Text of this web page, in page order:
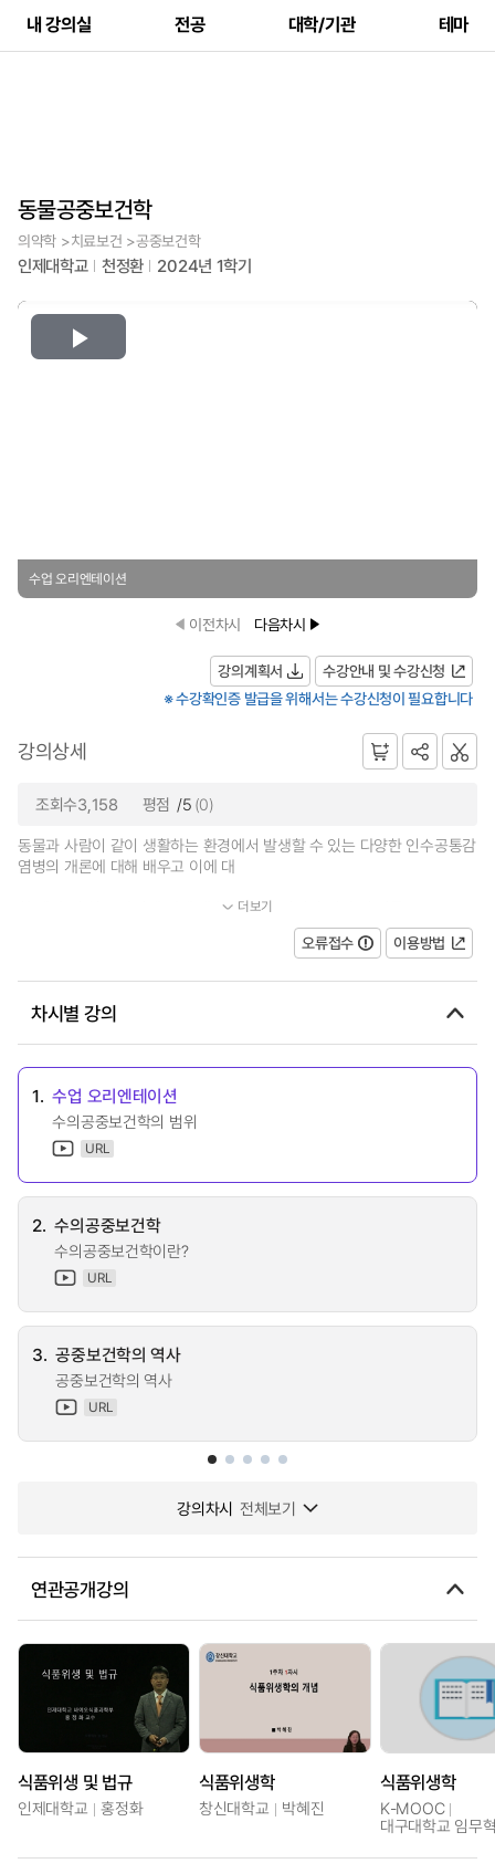
내 강의실 전공 대학/기관 테마
동물공중보건학
의약학 >치료보건 >공중보건학
인제대학교 천정환 2024년 1학기
Play
수업 오리엔테이션
이전차시 다음차시
강의계획서
수강안내 및 수강신청
※ 수강확인증 발급을 위해서는 수강신청이 필요합니다
강의상세
조회수3,158 평점 /5 (0)
동물과 사람이 같이 생활하는 환경에서 발생할 수 있는 다양한 인수공통감
염병의 개론에 대해 배우고 이에 대
한 예방 및 치료 방법에 대해 배운다. 또한 질병의 전파 및 이를...
더보기
오류접수 이용방법
차시별 강의
1. 수업 오리엔테이션
수의공중보건학의 범위
URL
2. 수의공중보건학
수의공중보건학이란?
URL
3. 공중보건학의 역사
공중보건학의 역사
URL
강의차시 전체보기
연관공개강의
식품위생 및 법규
인제대학교 홍정화
식품위생학
창신대학교 박혜진
식품위생학
K-MOOC
대구대학교 임무